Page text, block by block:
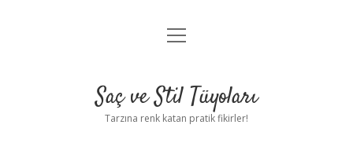
Anasayfa
Yasal Uyarı
menüyü
Saç ve Stil Tüyoları
Tarzına renk katan pratik fikirler!